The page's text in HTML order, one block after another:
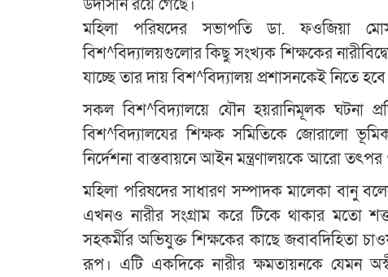
উদাসীন রয়ে গেছে।
মহিলা পরিষদের সভাপতি ডা. ফওজিয়া
বিশ^বিদ্যালয়গুলোর কিছু সংখ্যক শিক্ষকের
যাচ্ছে তার দায় বিশ^বিদ্যালয় প্রশাসনকেই নিতে
সকল বিশ^বিদ্যালয়ে যৌন হয়রানিমূলক ঘটনা
বিশ^বিদ্যালযের শিক্ষক সমিতিকে জোরালো
নির্দেশনা বাস্তবায়নে আইন মন্ত্রণালয়কে আরো
মহিলা পরিষদের সাধারণ সম্পাদক মালেকা বানু
এখনও নারীর সংগ্রাম করে টিকে থাকার মতো
সহকর্মীর অভিযুক্ত শিক্ষকের কাছে জবাবদিহিতা
রূপ। এটি একদিকে নারীর ক্ষমতায়নকে যেমন